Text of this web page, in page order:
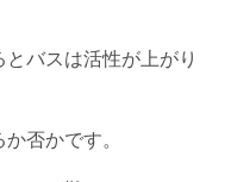
バスは活性が上がり
否かです。